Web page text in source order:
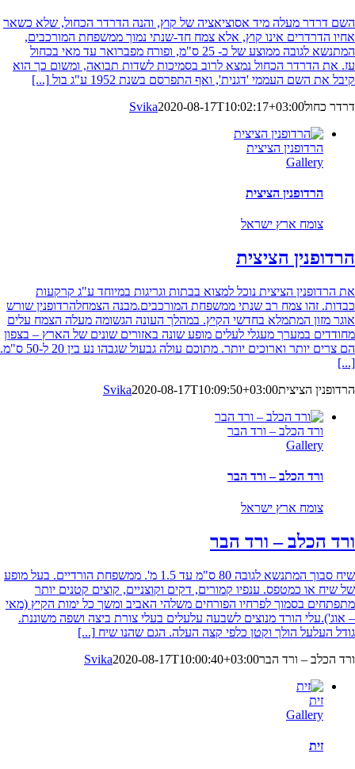
השם דרדר מעלה מיד אסוציאציה של קוץ, והנה הדרדר הכחול, שלא כשאר
אחיו הדרדרים אינו קוץ, אלא צמח חד-שנתי נמוך ממשפחת המורכבים,
המתנשא לגובה ממוצע של כ- 25 ס"מ, ופורח מפברואר עד מאי בכחול
עז. את הדרדר הכחול נמצא לרוב בסמיכות לשדות תבואה, ומשום כך הוא
קיבל את השם העממי 'דגנית', ואף התפרסם בשנת 1952 ע"ג בול
[...]
דרדר כחול
Svika2020-08-17T10:02:17+03:00
הרדופנין הציצית
Gallery
הרדופנין הציצית
צומח ארץ ישראל
הרדופנין הציצית
את הרדופנין הציצית נוכל למצוא בבתות וגריגות במיוחד ע"ג קרקעות
כבדות. זהו צמח רב שנתי ממשפחת המורכבים.מבנה הצמחלהרדופנין שורש
אוגר מזון המתמלא בחדשי הקיץ. במהלך העונה הגשומה מעלה הצמח עלים
מחודדים במערך מעגלי לעלים מופע שונה באזורים שונים של הארץ – בצפון
הם צרים יותר וארוכים יותר. מתוכם עולה גבעול שגבהו נע בין 20 ל-50 ס"מ.
[...]
הרדופנין הציצית
Svika2020-08-17T10:09:50+03:00
ורד הכלב – ורד הבר
Gallery
ורד הכלב – ורד הבר
צומח ארץ ישראל
ורד הכלב – ורד הבר
שיח סבוך המתנשא לגובה 80 ס"מ עד 1.5 מ'. ממשפחת הורדיים. בעל מופע
של שיח או כמטפס. ענפיו קמורים, דקים וקוצניים, קוצים קטנים יותר
מתפתחים בסמוך לפרחיו הפורחים משלהי האביב ומשך כל ימות הקיץ (מאי
– אוג').עלי הורד מנוצים לשבעה עלעלים בעלי צורת ביצה ושפה משוננת.
גודל העלעל הולך וקטן כלפי קצה העלה. הגם שהנו שיח [...]
ורד הכלב – ורד הבר
Svika2020-08-17T10:00:40+03:00
זית
Gallery
זית